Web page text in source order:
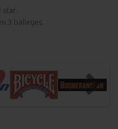
star.
3 balletjes.